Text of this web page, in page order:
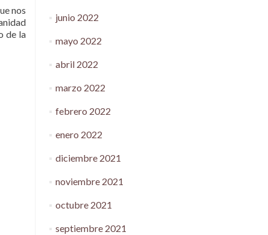
nos
de la
junio 2022
mayo 2022
abril 2022
marzo 2022
febrero 2022
enero 2022
diciembre 2021
noviembre 2021
octubre 2021
septiembre 2021